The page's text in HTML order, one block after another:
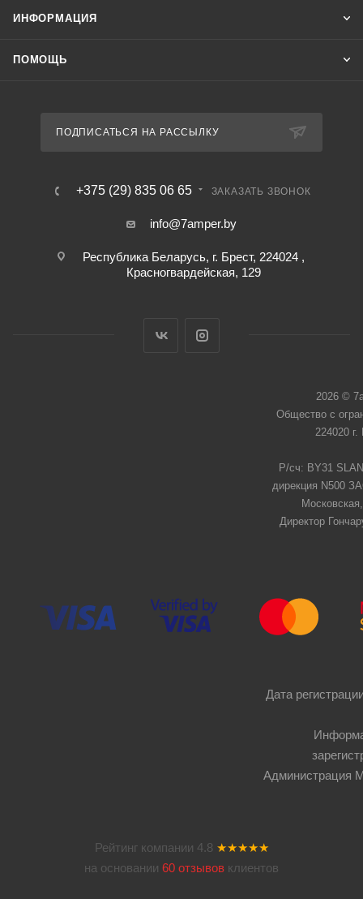
ИНФОРМАЦИЯ
ПОМОЩЬ
ПОДПИСАТЬСЯ НА РАССЫЛКУ
+375 (29) 835 06 65 ЗАКАЗАТЬ ЗВОНОК
info@7amper.by
Республика Беларусь, г. Брест, 224024 ,
Красногвардейская, 129
2026 ©
Общество с
224020
Р/сч: BY31
дирекция N500
Директор
Дата
Администрация
Рейтинг компании 4.8 ★★★★★
на основании 60 отзывов клиентов